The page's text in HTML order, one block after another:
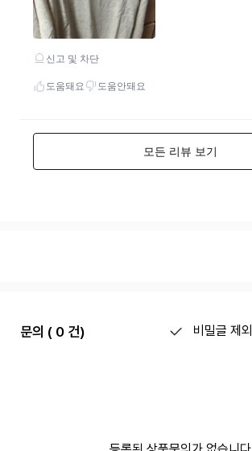
문의 ( 0 건) 비밀글 제외